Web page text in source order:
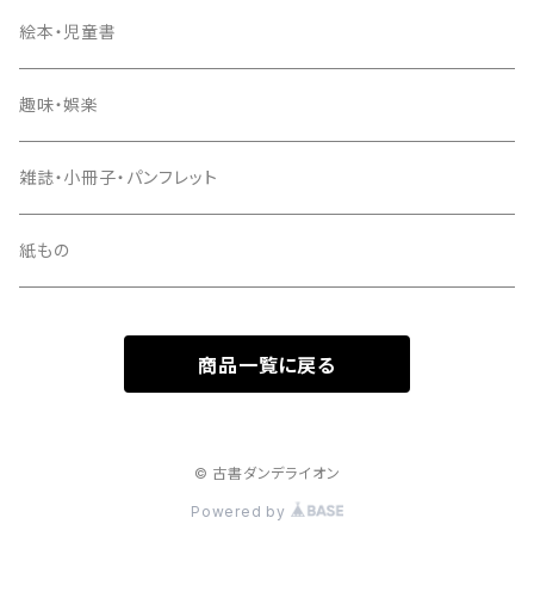
絵本・児童書
趣味・娯楽
雑誌・小冊子・パンフレット
紙もの
商品一覧に戻る
© 古書ダンデライオン
Powered by